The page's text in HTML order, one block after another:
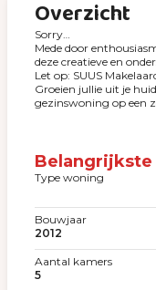
Overzicht
Sorry…
Mede door
deze creatieve en
Let op: SUUS
Groeien jullie uit je
gezinswoning op een
Type woning
Bouwjaar
2012
Aantal kamers
5